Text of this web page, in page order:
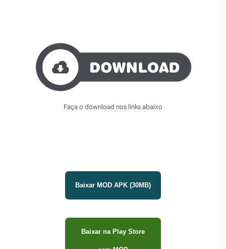
Faça o download nos links abaixo
Baixar MOD APK (30MB)
Baixar na Play Store